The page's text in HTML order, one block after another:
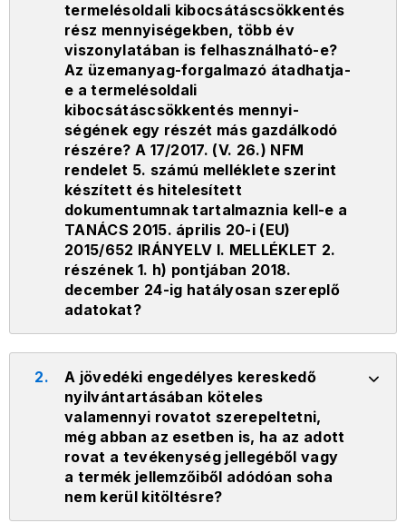
termelésoldali kibocsátáscsökkentés
rész mennyiségekben, több év
viszonylatában is felhasználható-e?
Az üzemanyag-forgalmazó átadhatja-
e a termelésoldali
kibocsátáscsökkentés mennyi-
ségének egy részét más gazdálkodó
részére? A 17/2017. (V. 26.) NFM
rendelet 5. számú melléklete szerint
készített és hitelesített
dokumentumnak tartalmaznia kell-e a
TANÁCS 2015. április 20-i (EU)
2015/652 IRÁNYELV I. MELLÉKLET 2.
részének 1. h) pontjában 2018.
december 24-ig hatályosan szereplő
adatokat?
2.
A jövedéki engedélyes kereskedő
nyilvántartásában köteles
valamennyi rovatot szerepeltetni,
még abban az esetben is, ha az adott
rovat a tevékenység jellegéből vagy
a termék jellemzőiből adódóan soha
nem kerül kitöltésre?